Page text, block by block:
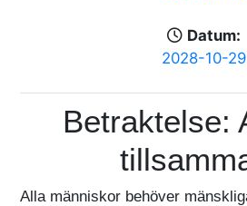
Datum:
2028-10-29
Betraktelse:
Alla människor behöver